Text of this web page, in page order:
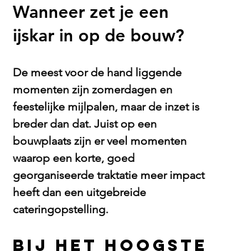
Wanneer zet je een
ijskar in op de bouw?
De meest voor de hand liggende
momenten zijn zomerdagen en
feestelijke mijlpalen, maar de inzet is
breder dan dat. Juist op een
bouwplaats zijn er veel momenten
waarop een korte, goed
georganiseerde traktatie meer impact
heeft dan een uitgebreide
cateringopstelling.
Bij het hoogste